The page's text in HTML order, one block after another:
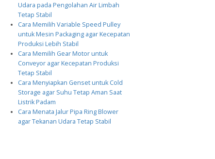
Udara pada Pengolahan Air Limbah
Tetap Stabil
Cara Memilih Variable Speed Pulley
untuk Mesin Packaging agar Kecepatan
Produksi Lebih Stabil
Cara Memilih Gear Motor untuk
Conveyor agar Kecepatan Produksi
Tetap Stabil
Cara Menyiapkan Genset untuk Cold
Storage agar Suhu Tetap Aman Saat
Listrik Padam
Cara Menata Jalur Pipa Ring Blower
agar Tekanan Udara Tetap Stabil